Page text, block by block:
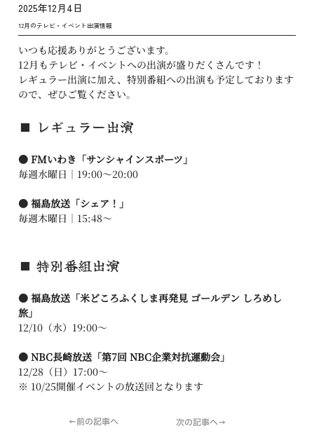
2025年12月4日
12月のテレビ・イベント出演情報
いつも応援ありがとうございます。
12月もテレビ・イベントへの出演が盛りだくさんです！
レギュラー出演に加え、特別番組への出演も予定しております
ので、ぜひご覧ください。
■ レギュラー出演
● FMいわき「サンシャインスポーツ」
毎週水曜日｜19:00〜20:00
● 福島放送「シェア！」
毎週木曜日｜15:48〜
■ 特別番組出演
● 福島放送「米どころふくしま再発見 ゴールデン しろめし
旅」
12/10（水）19:00〜
● NBC長崎放送「第7回 NBC企業対抗運動会」
12/28（日）17:00〜
※ 10/25開催イベントの放送回となります
←前の記事へ 次の記事へ→